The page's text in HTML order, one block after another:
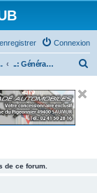
Connexion
..: Général (CX7) :..
de ce forum.